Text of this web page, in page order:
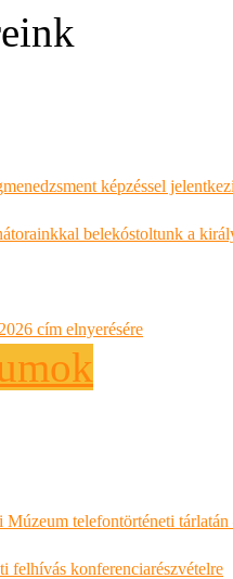
képzéssel
belekóstoltunk a
cím elnyerésére
telefontörténeti tárlatán
felhívás konferenciarészvételre